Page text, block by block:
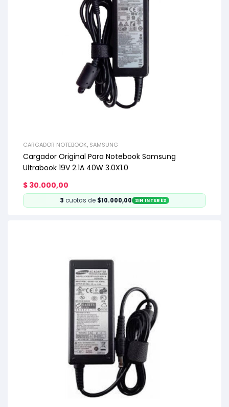
CARGADOR NOTEBOOK, SAMSUNG
Cargador Original Para Notebook Samsung
Ultrabook 19V 2.1A 40W 3.0X1.0
$ 30.000,00
3 cuotas de $10.000,00 SIN INTERÉS